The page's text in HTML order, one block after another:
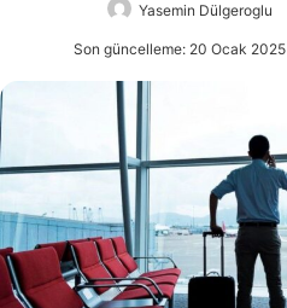
Yasemin Dülgeroglu
Son güncelleme: 20 Ocak 2025